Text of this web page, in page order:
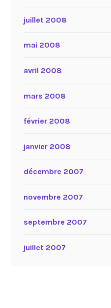
juillet 2008
mai 2008
avril 2008
mars 2008
février 2008
janvier 2008
décembre 2007
novembre 2007
septembre 2007
juillet 2007